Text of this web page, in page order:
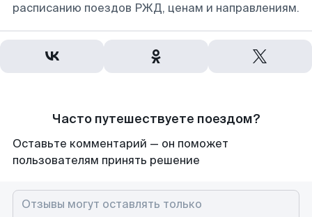
расписанию поездов РЖД, ценам и направлениям.
Часто путешествуете поездом?
Оставьте комментарий — он поможет
пользователям принять решение